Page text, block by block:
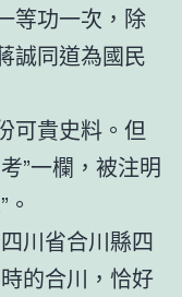
等功一次，除
誠同道為國民
貴史料。但
”一欄，被注明
川省合川縣四
的合川，恰好